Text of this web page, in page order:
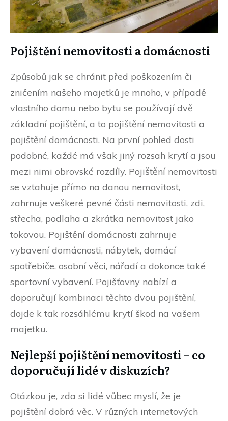
Pojištění nemovitosti a domácnosti
Způsobů jak se chránit před poškozením či
zničením našeho majetků je mnoho, v případě
vlastního domu nebo bytu se používají dvě
základní pojištění, a to pojištění nemovitosti a
pojištění domácnosti. Na první pohled dosti
podobné, každé má však jiný rozsah krytí a jsou
mezi nimi obrovské rozdíly. Pojištění nemovitosti
se vztahuje přímo na danou nemovitost,
zahrnuje veškeré pevné části nemovitosti, zdi,
střecha, podlaha a zkrátka nemovitost jako
tokovou. Pojištění domácnosti zahrnuje
vybavení domácnosti, nábytek, domácí
spotřebiče, osobní věci, nářadí a dokonce také
sportovní vybavení. Pojišťovny nabízí a
doporučují kombinaci těchto dvou pojištění,
dojde k tak rozsáhlému krytí škod na vašem
majetku.
Nejlepší pojištění nemovitosti – co
doporučují lidé v diskuzích?
Otázkou je, zda si lidé vůbec myslí, že je
pojištění dobrá věc. V různých internetových